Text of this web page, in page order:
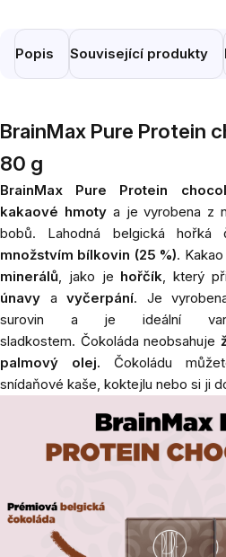
Popis Související produkty
BrainMax Pure Protein
80 g
BrainMax Pure Protein
kakaové hmoty a je vyrobena z
bobů. Lahodná belgická hořká
množstvím bílkovin (25 %).
minerálů, jako je hořčík, který
únavy avyčerpání. Je
surovin a je ideální
sladkostem. Čokoláda neobsahuje
palmový olej. Čokoládu
snídaňové kaše, koktejlu nebo si ji